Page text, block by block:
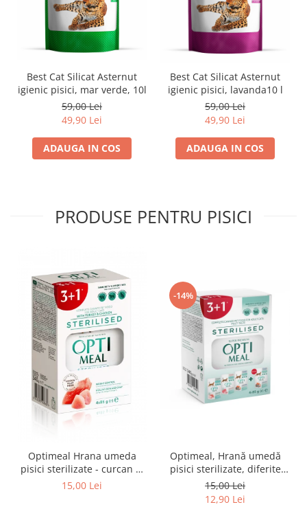
Best Cat Silicat Asternut
igienic pisici, mar verde, 10l
59,00 Lei
49,90 Lei
ADAUGA IN COS
Best Cat Silicat Asternut
igienic pisici, lavanda10 l
59,00 Lei
49,90 Lei
ADAUGA IN COS
PRODUSE PENTRU PISICI
Optimeal Hrana umeda
pisici sterilizate - curcan si
pui in sos, set 3+1,
15,00 Lei
-14%
Optimeal, Hrană umedă
pisici sterilizate, diferite
arome, (3+1), 0.34kg
15,00 Lei
12,90 Lei